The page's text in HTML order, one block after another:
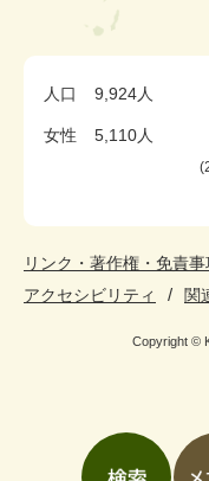
検
メ
人口 9,924人
女性 5,110人
リンク・著作権・免責事
アクセシビリティ
関
Copyright ©